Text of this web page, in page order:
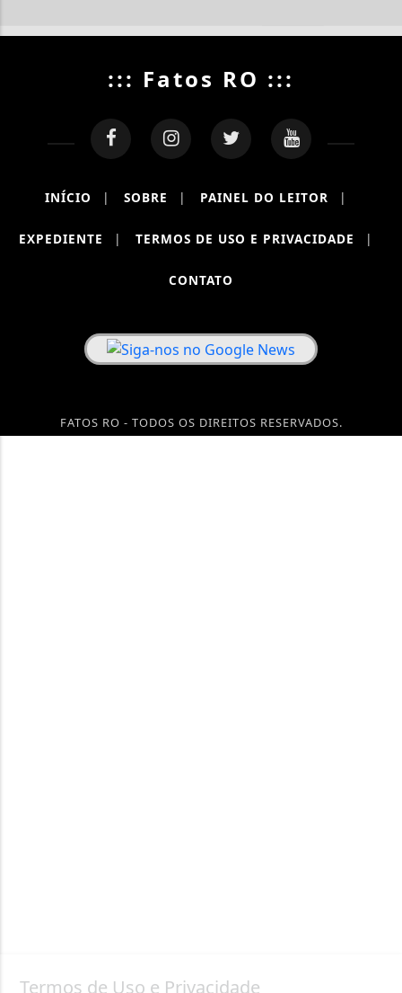
::: Fatos RO :::
INÍCIO | SOBRE | PAINEL DO LEITOR |
EXPEDIENTE | TERMOS DE USO E PRIVACIDADE |
CONTATO
FATOS RO - TODOS OS DIREITOS RESERVADOS.
Termos de Uso e Privacidade